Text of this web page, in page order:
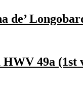
de’
49a (1st